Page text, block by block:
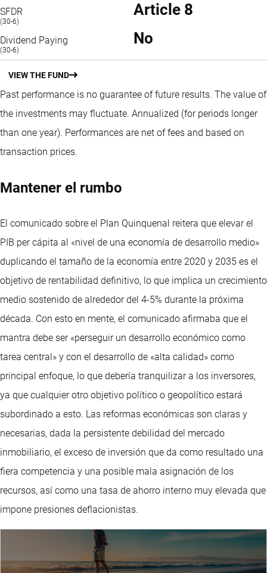
SFDR
(30-6)
Article 8
Dividend Paying
(30-6)
No
VIEW THE FUND
Past performance is no guarantee of future results. The value of
the investments may fluctuate. Annualized (for periods longer
than one year). Performances are net of fees and based on
transaction prices.
Mantener el rumbo
El comunicado sobre el Plan Quinquenal reitera que elevar el
PIB per cápita al «nivel de una economía de desarrollo medio»
duplicando el tamaño de la economía entre 2020 y 2035 es el
objetivo de rentabilidad definitivo, lo que implica un crecimiento
medio sostenido de alrededor del 4-5% durante la próxima
década. Con esto en mente, el comunicado afirmaba que el
mantra debe ser «perseguir un desarrollo económico como
tarea central» y con el desarrollo de «alta calidad» como
principal enfoque, lo que debería tranquilizar a los inversores,
ya que cualquier otro objetivo político o geopolítico estará
subordinado a esto. Las reformas económicas son claras y
necesarias, dada la persistente debilidad del mercado
inmobiliario, el exceso de inversión que da como resultado una
fiera competencia y una posible mala asignación de los
recursos, así como una tasa de ahorro interno muy elevada que
impone presiones deflacionistas.